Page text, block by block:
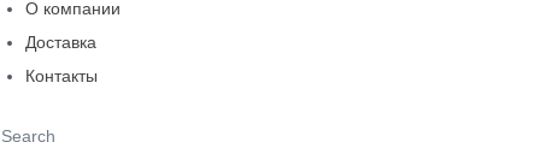
О компании
Доставка
Контакты
Search